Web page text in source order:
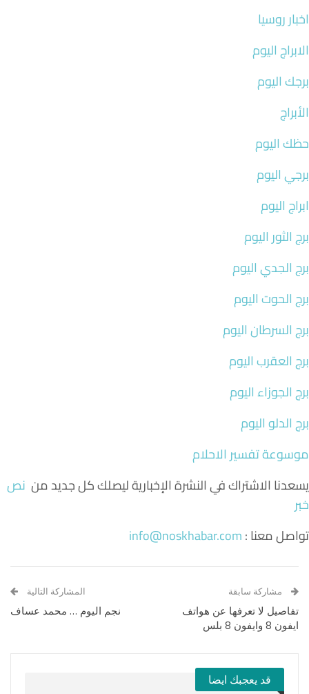
اخبار روسيا
الابراج اليوم
برجك اليوم
الأبراج
حظك اليوم
برجي اليوم
ابراج اليوم
برج الثور اليوم
برج الجدي اليوم
برج الحوت اليوم
برج السرطان اليوم
برج العقرب اليوم
برج الجوزاء اليوم
برج الدلو اليوم
موسوعة تفسير الاحلام
يسعدنا الاشتراك في النشرة الإخبارية ليصلك كل جديد من نص
خبر
تواصل معنا :info@noskhabar.com
مشاركة سابقة
تفاصيل لا تعرفها عن هواتف
ايفون 8 وايفون 8 بلس
المشاركة التالية
نجم اليوم … محمد عساف
قد يعجبك ايضا